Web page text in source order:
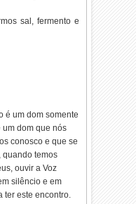
sal, fermento e
é um dom somente
um dom que nós
conosco e que se
quando temos
ouvir a Voz
silêncio e em
ter este encontro.